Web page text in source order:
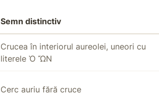
Semn distinctiv
Crucea în interiorul aureolei, uneori cu
literele Ὁ ὬΝ
Cerc auriu fără cruce